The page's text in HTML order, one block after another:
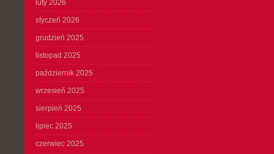
luty 2026
styczeń 2026
grudzień 2025
listopad 2025
październik 2025
wrzesień 2025
sierpień 2025
lipiec 2025
czerwiec 2025